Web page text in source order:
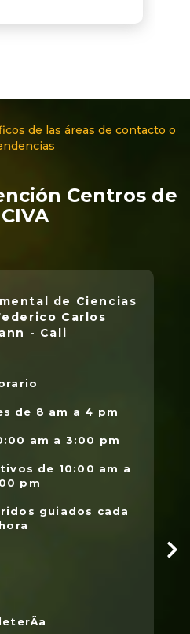
de las áreas de contacto o
Centros de
de Ciencias
Carlos
- Cali
de 8 am a 4 pm
am a 3:00 pm
de 10:00 am a
pm
guiados cada
hora